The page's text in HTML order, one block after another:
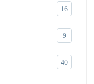
16
9
40